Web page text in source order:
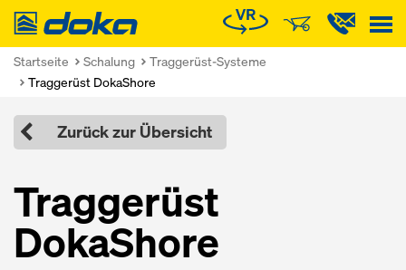
Doka
Startseite Schalung
Traggerüst-Systeme
Traggerüst DokaShore
Zurück zur Übersicht
Traggerüst
DokaShore